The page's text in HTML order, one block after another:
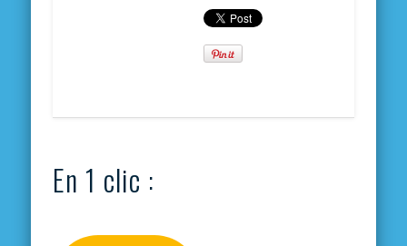
En 1 clic :